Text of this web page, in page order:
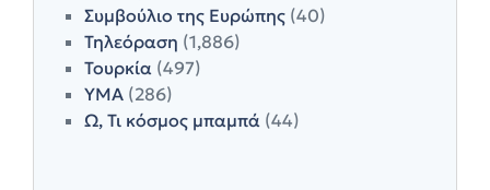
Συμβούλιο της Ευρώπης (40)
Τηλεόραση (1,886)
Τουρκία (497)
ΥΜΑ (286)
Ω, Τι κόσμος μπαμπά (44)